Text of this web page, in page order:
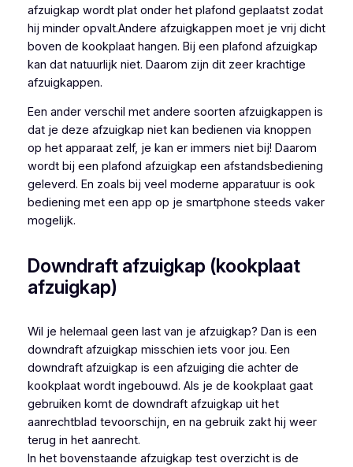
afzuigkap wordt plat onder het plafond geplaatst zodat
hij minder opvalt.Andere afzuigkappen moet je vrij dicht
boven de kookplaat hangen. Bij een plafond afzuigkap
kan dat natuurlijk niet. Daarom zijn dit zeer krachtige
afzuigkappen.
Een ander verschil met andere soorten afzuigkappen is
dat je deze afzuigkap niet kan bedienen via knoppen
op het apparaat zelf, je kan er immers niet bij! Daarom
wordt bij een plafond afzuigkap een afstandsbediening
geleverd. En zoals bij veel moderne apparatuur is ook
bediening met een app op je smartphone steeds vaker
mogelijk.
Downdraft afzuigkap (kookplaat
afzuigkap)
Wil je helemaal geen last van je afzuigkap? Dan is een
downdraft afzuigkap misschien iets voor jou. Een
downdraft afzuigkap is een afzuiging die achter de
kookplaat wordt ingebouwd. Als je de kookplaat gaat
gebruiken komt de downdraft afzuigkap uit het
aanrechtblad tevoorschijn, en na gebruik zakt hij weer
terug in het aanrecht.
In het bovenstaande afzuigkap test overzicht is de